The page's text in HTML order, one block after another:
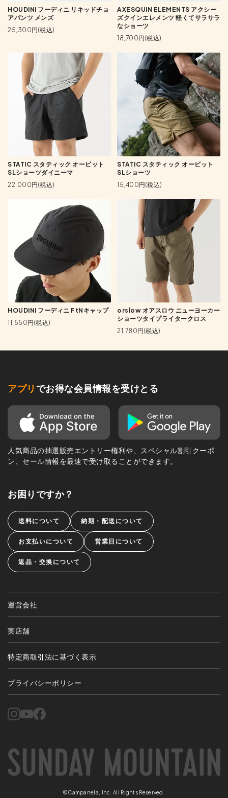
HOUDINI フーディニ リキッドチョ
アパンツ メンズ
25,300円(税込)
AXESQUIN ELEMENTS アクシー
ズクインエレメンツ 軽くてサラサラ
なショーツ
18,700円(税込)
STATIC スタティック オービット
SLショーツダイニーマ
22,000円(税込)
STATIC スタティック オービット
SLショーツ
15,400円(税込)
HOUDINI フーディニ FtNキャップ
11,550円(税込)
orslow オアスロウ ニューヨーカー
ショーツタイプライタークロス
21,780円(税込)
アプリ でお得な会員情報を受けとる
人気商品の抽選販売エントリー権利や、スペシャル割引クーポ
ン、セール情報を最速で受け取ることができます。
お困りですか？
送料について 納期・配送について
お支払いについて 営業日について
返品・交換について
運営会社
実店舗
特定商取引法に基づく表示
プライバシーポリシー
©Campanela, Inc. All Rights Reserved.